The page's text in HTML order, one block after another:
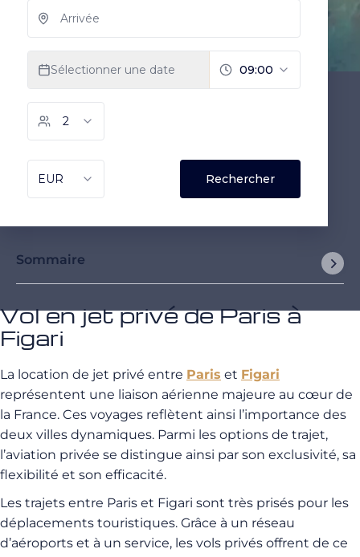
Sommaire
Vol en jet privé de Paris à
Figari
La location de jet privé entre Paris et Figari
représentent une liaison aérienne majeure au cœur de
la France. Ces voyages reflètent ainsi l’importance des
deux villes dynamiques. Parmi les options de trajet,
l’aviation privée se distingue ainsi par son exclusivité, sa
flexibilité et son efficacité.
Les trajets entre Paris et Figari sont très prisés pour les
déplacements touristiques. Grâce à un réseau
d’aéroports et à un service, les vols privés offrent de ce